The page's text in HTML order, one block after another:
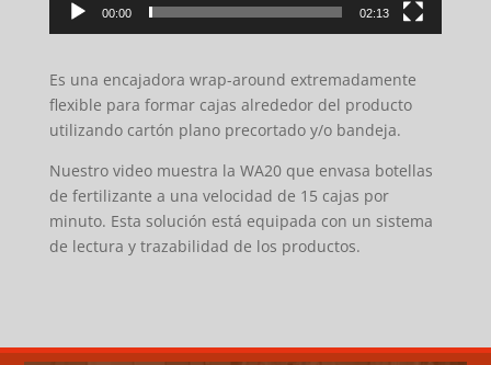
00:00 02:13
Es una encajadora wrap-around extremadamente
flexible para formar cajas alrededor del producto
utilizando cartón plano precortado y/o bandeja.
Nuestro video muestra la WA20 que envasa botellas
de fertilizante a una velocidad de 15 cajas por
minuto. Esta solución está equipada con un sistema
de lectura y trazabilidad de los productos.